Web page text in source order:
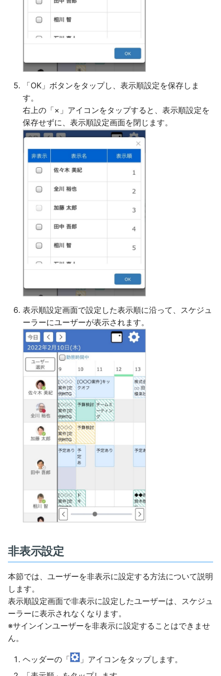
「OK」ボタンをタップし、表示順設定を保存しま
す。
右上の「×」アイコンをタップすると、表示順設定を
保存せずに、表示順設定画面を閉じます。
表示順設定画面で設定した表示順に沿って、スケジュ
ーラーにユーザーが表示されます。
非表示設定
本節では、ユーザーを非表示に設定する方法について説明
します。
表示順設定画面で非表示に設定したユーザーは、スケジュ
ーラーに表示されなくなります。
※サインインユーザーを非表示に設定することはできませ
ん。
ヘッダーの「
」アイコンをタップします。